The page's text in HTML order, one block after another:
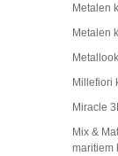
Metalen
Metalen
Millefiori
Miracle
Mix &
maritiem